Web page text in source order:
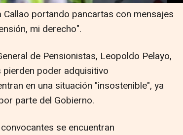
portando pancartas con mensajes
mi derecho".
de Pensionistas, Leopoldo Pelayo,
poder adquisitivo
en una situación "insostenible", ya
parte del Gobierno.
se encuentran